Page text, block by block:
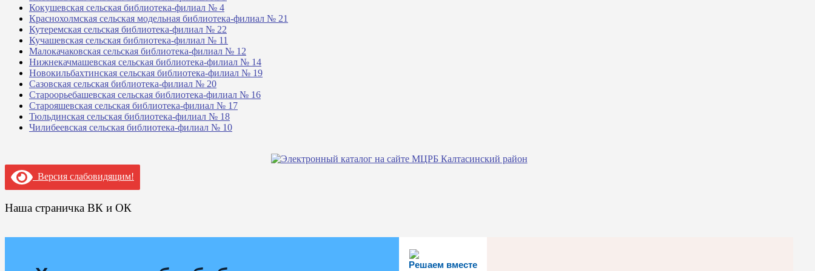
Кокушевская сельская библиотека-филиал № 4
Краснохолмская сельская модельная библиотека-филиал № 21
Кутеремская сельская библиотека-филиал № 22
Кучашевская сельская библиотека-филиал № 11
Малокачаковская сельская библиотека-филиал № 12
Нижнекачмашевская сельская библиотека-филиал № 14
Новокильбахтинская сельская библиотека-филиал № 19
Сазовская сельская библиотека-филиал № 20
Староорьебашевская сельская библиотека-филиал № 16
Старояшевская сельская библиотека-филиал № 17
Тюльдинская сельская библиотека-филиал № 18
Чилибеевская сельская библиотека-филиал № 10
Версия слабовидящим!
Наша страничка ВК и ОК
Решаем вместе